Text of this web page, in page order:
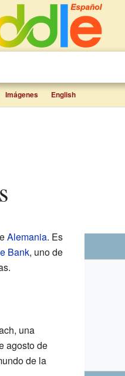
Imágenes English
Alemania. Es
Bank, uno de
una
agosto de
de la